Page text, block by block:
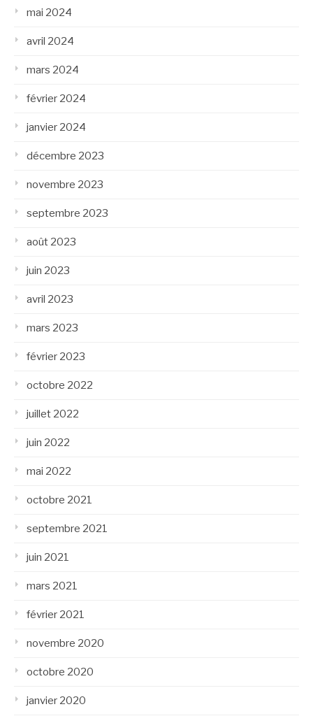
mai 2024
avril 2024
mars 2024
février 2024
janvier 2024
décembre 2023
novembre 2023
septembre 2023
août 2023
juin 2023
avril 2023
mars 2023
février 2023
octobre 2022
juillet 2022
juin 2022
mai 2022
octobre 2021
septembre 2021
juin 2021
mars 2021
février 2021
novembre 2020
octobre 2020
janvier 2020